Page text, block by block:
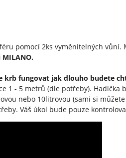
pomocí 2ks vyměnitelných
krb fungovat jak dlouho budete
1 - 5 metrů (dle potřeby).
nebo 10litrovou (sami si
Váš úkol bude pouze